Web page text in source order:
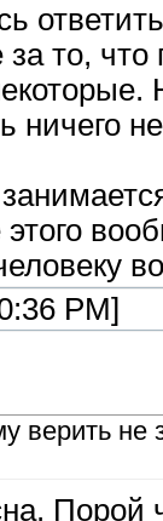
то,
ничего
этого
PM]
верить не
Порой